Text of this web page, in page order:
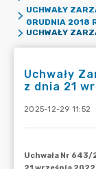
UCHWAŁY
GRUDNIA 2018
Uchwały
z dnia 21
2025-12-29 11:52